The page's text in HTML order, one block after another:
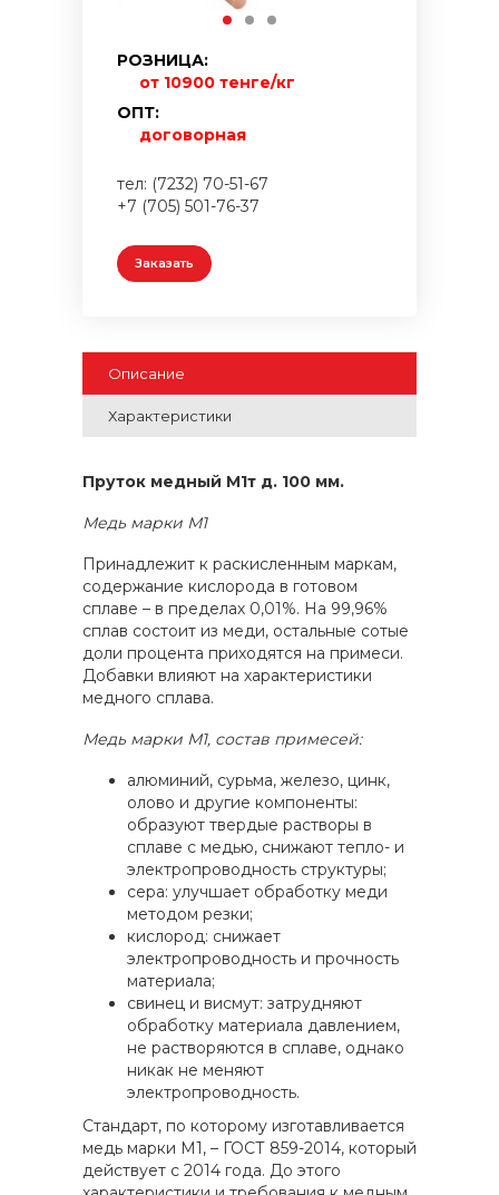
РОЗНИЦА:
от 10900 тенге/кг
ОПТ:
договорная
тел: (7232) 70-51-67
+7 (705) 501-76-37
Заказать
Описание
Характеристики
Пруток медный М1т д. 100 мм.
Медь марки М1
Принадлежит к раскисленным маркам,
содержание кислорода в готовом
сплаве – в пределах 0,01%. На 99,96%
сплав состоит из меди, остальные сотые
доли процента приходятся на примеси.
Добавки влияют на характеристики
медного сплава.
Медь марки М1, состав примесей:
алюминий, сурьма, железо, цинк,
олово и другие компоненты:
образуют твердые растворы в
сплаве с медью, снижают тепло- и
электропроводность структуры;
сера: улучшает обработку меди
методом резки;
кислород: снижает
электропроводность и прочность
материала;
свинец и висмут: затрудняют
обработку материала давлением,
не растворяются в сплаве, однако
никак не меняют
электропроводность.
Стандарт, по которому изготавливается
медь марки М1, – ГОСТ 859-2014, который
действует с 2014 года. До этого